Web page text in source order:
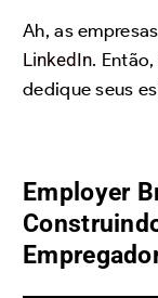
Ah, as
LinkedIn.
dedique seus
Employer